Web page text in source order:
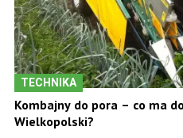
TECHNIKA
Kombajny do pora – co ma
Wielkopolski?